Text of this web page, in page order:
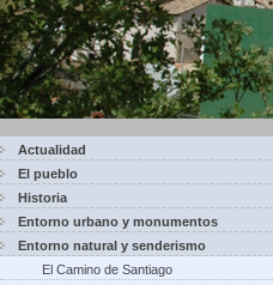
Actualidad
El pueblo
Historia
Entorno urbano y monumentos
Entorno natural y senderismo
El Camino de Santiago